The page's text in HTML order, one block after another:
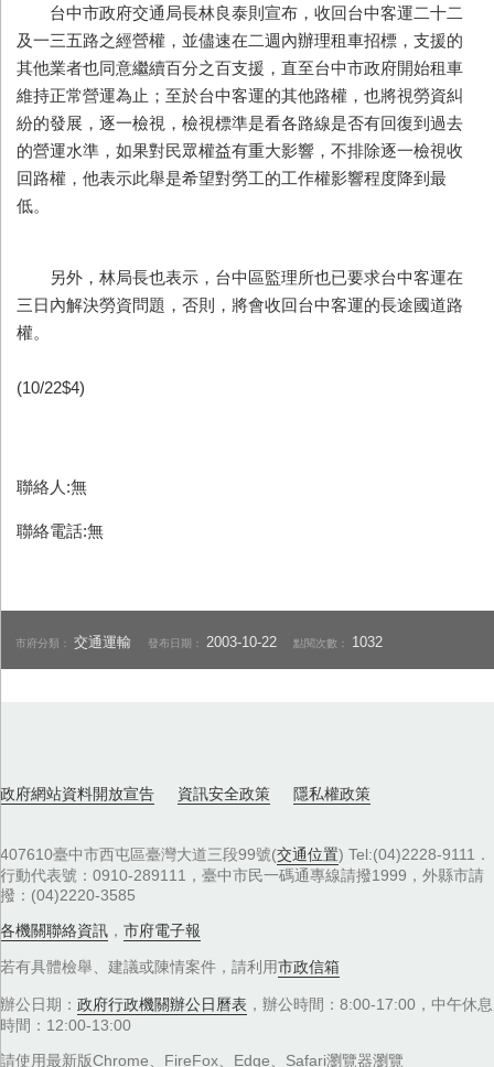
台中市政府交通局長林良泰則宣布，收回台中客運二十二
及一三五路之經營權，並儘速在二週內辦理租車招標，支援的
其他業者也同意繼續百分之百支援，直至台中市政府開始租車
維持正常營運為止；至於台中客運的其他路權，也將視勞資糾
紛的發展，逐一檢視，檢視標準是看各路線是否有回復到過去
的營運水準，如果對民眾權益有重大影響，不排除逐一檢視收
回路權，他表示此舉是希望對勞工的工作權影響程度降到最
低。
另外，林局長也表示，台中區監理所也已要求台中客運在
三日內解決勞資問題，否則，將會收回台中客運的長途國道路
權。
(10/22$4)
聯絡人:無
聯絡電話:無
市府分類：交通運輸 發布日期： 2003-10-22 點閱次數： 1032
政府網站資料開放宣告 資訊安全政策 隱私權政策
407610臺中市西屯區臺灣大道三段99號(交通位置) Tel:(04)2228-9111．
行動代表號：0910-289111，臺中市民一碼通專線請撥1999，外縣市請
撥：(04)2220-3585
各機關聯絡資訊 ， 市府電子報
若有具體檢舉、建議或陳情案件，請利用市政信箱
辦公日期： 政府行政機關辦公日曆表 ，辦公時間：8:00-17:00，中午休息
時間：12:00-13:00
請使用最新版Chrome、FireFox、Edge、Safari瀏覽器瀏覽